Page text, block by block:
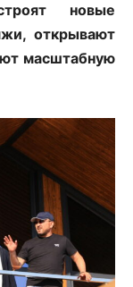
новые
открывают
масштабную